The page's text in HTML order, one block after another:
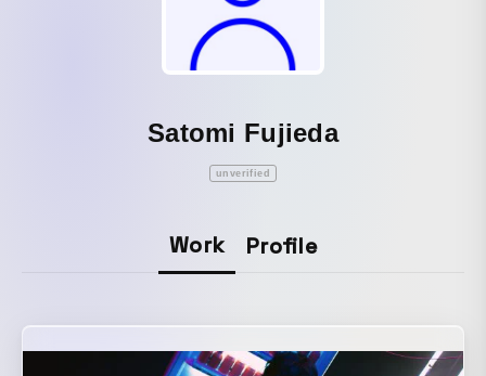
Satomi Fujieda
unverified
Work Profile